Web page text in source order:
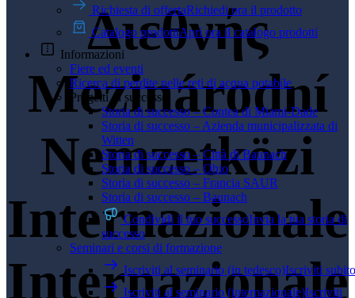
Richiesta di offertaRichiedi ora il prodotto
Catalogo prodottiApri ora il catalogo prodotti
Informazioni
Fiere ed eventi
Ricerca di perdite nelle reti di acqua potabile
Progetti di successo
Storia di successo – Contea di Miami-Dade
Storia di successo – Azienda municipalizzata di
Witten
Storia di successo – Città di Baunach
Storia di successo – Ohio
Storia di successo – Francia SAUR
Storia di successo – Baunach
Condividi il tuo successoInvia la tua storia di
successo
Seminari e corsi di formazione
Iscriviti al seminario (in tedesco)Iscriviti
Iscriviti al seminario (internazionale)Iscriviti
Διεθνής
Mezinárodní
Nemzetközi
Internazionale
Internazionale